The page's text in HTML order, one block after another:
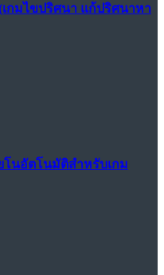
(เกมไขปริศนา แก้ปริศนาหา
โนอัตโนมัติสำหรับเกม